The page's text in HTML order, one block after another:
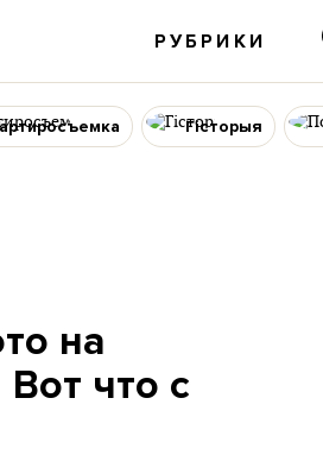
РУБРИКИ
Гісторыя
на
что с